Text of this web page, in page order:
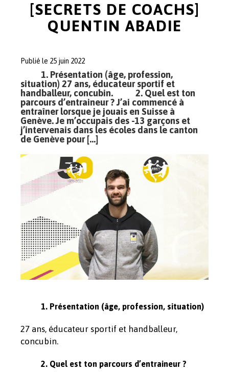
[SECRETS DE COACHS]
QUENTIN ABADIE
Publié le 25 juin 2022
1. Présentation (âge, profession,
situation) 27 ans, éducateur sportif et
handballeur, concubin. 2. Quel est ton
parcours d’entraineur ? J’ai commencé à
entraîner lorsque je jouais en Suisse à
Genève. Je m’occupais des -13 garçons et
j’intervenais dans les écoles dans le canton
de Genève pour […]
1. Présentation (âge, profession, situation)
27 ans, éducateur sportif et handballeur,
concubin.
2. Quel est ton parcours d’entraineur ?